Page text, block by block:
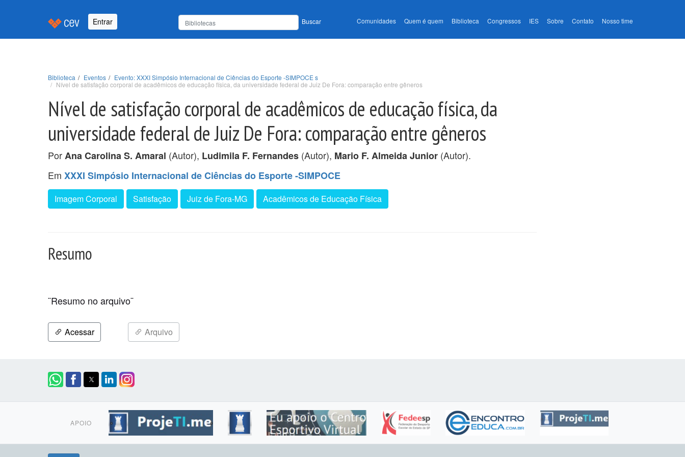
Entrar Buscar Comunidades Quem é quem Biblioteca Congressos IES Sobre Contato Nosso time
Biblioteca Eventos
Evento: XXXI Simpósio Internacional de Ciências do Esporte -SIMPOCE s
Nível de satisfação corporal de acadêmicos de educação física, da universidade federal de Juiz De Fora: comparação entre gêneros
Nível de satisfação corporal de acadêmicos de educação física, da
universidade federal de Juiz De Fora: comparação entre gêneros
PorAna Carolina S. Amaral (Autor), Ludimila F. Fernandes (Autor), Mario F. Almeida Junior (Autor).
Em XXXI Simpósio Internacional de Ciências do Esporte -SIMPOCE
Imagem Corporal Satisfação Juiz de Fora-MG Acadêmicos de Educação Física
Resumo
¨Resumo no arquivo¨
Acessar Arquivo
APOIO